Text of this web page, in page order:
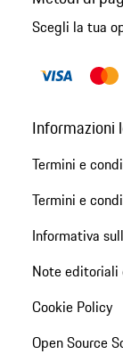
Scegli la tua
Informazioni
Termini e
Termini e
Informativa
Note editoriali
Cookie Policy
Open Source